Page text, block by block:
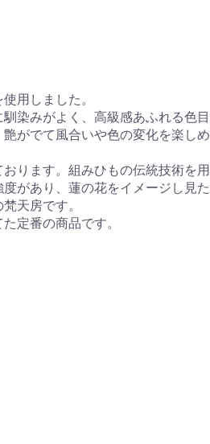
用しました。
染みがよく、高級感あふれる色目
がでて風合いや色の変化を楽しめ
ります。組みひもの伝統技術を用
があり、蓮の花をイメージし見た
天房です。
定番の商品です。